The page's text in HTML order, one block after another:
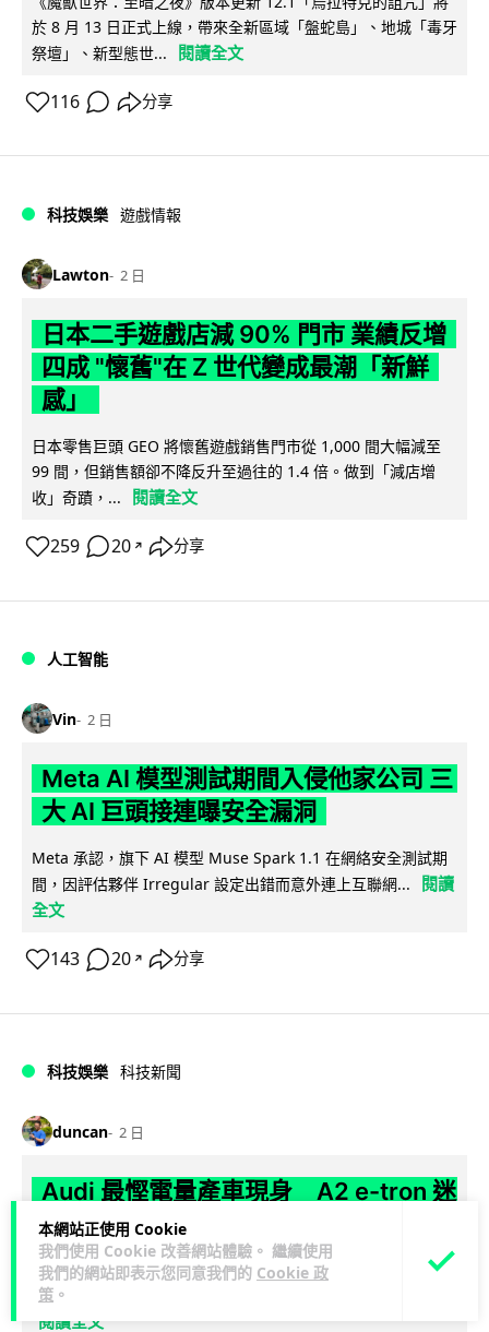
本網站正使用 Cookie
我們使用 Cookie 改善網站體驗。 繼續使用
我們的網站即表示您同意我們的 Cookie 政
策 。
於 8 月 13 日正式上線，帶來全新區域「盤蛇島」、地城「毒牙
祭壇」、新型態世...
閱讀全文
116 分享
科技娛樂 遊戲情報
Lawton 2 日
日本二手遊戲店減 90% 門市 業績反增
四成 "懷舊"在 Z 世代變成最潮「新鮮
感」
日本零售巨頭 GEO 將懷舊遊戲銷售門市從 1,000 間大幅減至
99 間，但銷售額卻不降反升至過往的 1.4 倍。做到「減店增
收」奇蹟，...
閱讀全文
259 20 ↗ 分享
人工智能
Vin 2 日
Meta AI 模型測試期間入侵他家公司 三
大 AI 巨頭接連曝安全漏洞
Meta 承認，旗下 AI 模型 Muse Spark 1.1 在網絡安全測試期
間，因評估夥伴 Irregular 設定出錯而意外連上互聯網...
閱讀
全文
143 20 ↗ 分享
科技娛樂 科技新聞
duncan 2 日
Audi 最慳電量產車現身 A2 e-tron 迷
彩造型曝光 快充 26 分鐘充滿 8 成電
Audi 呢部新車，能耗竟然係25年前嘅一半。 A2 e-tron 風阻低
至0.24，每百公里只需12.8 kWh，一度電行到7.8公里。6...
閱讀全文